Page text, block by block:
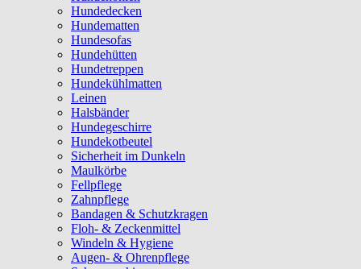
Hundedecken
Hundematten
Hundesofas
Hundehütten
Hundetreppen
Hundekühlmatten
Leinen
Halsbänder
Hundegeschirre
Hundekotbeutel
Sicherheit im Dunkeln
Maulkörbe
Fellpflege
Zahnpflege
Bandagen & Schutzkragen
Floh- & Zeckenmittel
Windeln & Hygiene
Augen- & Ohrenpflege